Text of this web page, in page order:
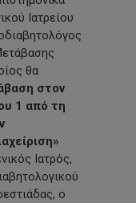
Ιατρείου
θα
στον
1 από τη
Ιατρός,
ο